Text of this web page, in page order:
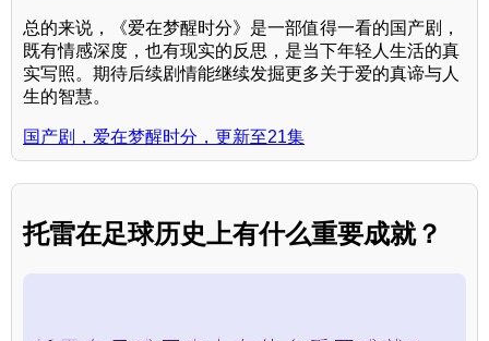
总的来说，《爱在梦醒时分》是一部值得一看的国产剧，
既有情感深度，也有现实的反思，是当下年轻人生活的真
实写照。期待后续剧情能继续发掘更多关于爱的真谛与人
生的智慧。
国产剧，爱在梦醒时分，更新至21集
托雷在足球历史上有什么重要成就？